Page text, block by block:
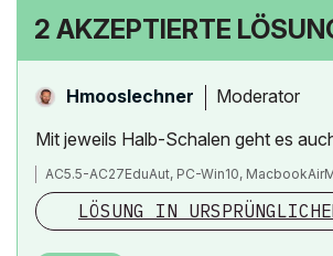
2 AKZEPTIERTE
Hmooslechner Moderator
Mit jeweils Halb-Schalen geht es
AC5.5-AC27EduAut, PC-Win10,
LÖSUNG IN